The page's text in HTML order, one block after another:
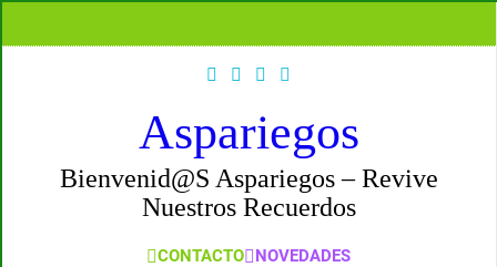
Aspariegos
Bienvenid@s Aspariegos – Revive
Nuestros Recuerdos
CONTACTO NOVEDADES